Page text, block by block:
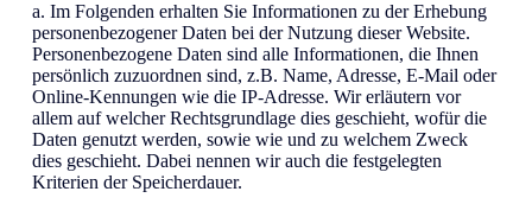
a. Im Folgenden erhalten Sie Informationen zu der Erhebung
personenbezogener Daten bei der Nutzung dieser Website.
Personenbezogene Daten sind alle Informationen, die Ihnen
persönlich zuzuordnen sind, z.B. Name, Adresse, E-Mail oder
Online-Kennungen wie die IP-Adresse. Wir erläutern vor
allem auf welcher Rechtsgrundlage dies geschieht, wofür die
Daten genutzt werden, sowie wie und zu welchem Zweck
dies geschieht. Dabei nennen wir auch die festgelegten
Kriterien der Speicherdauer.